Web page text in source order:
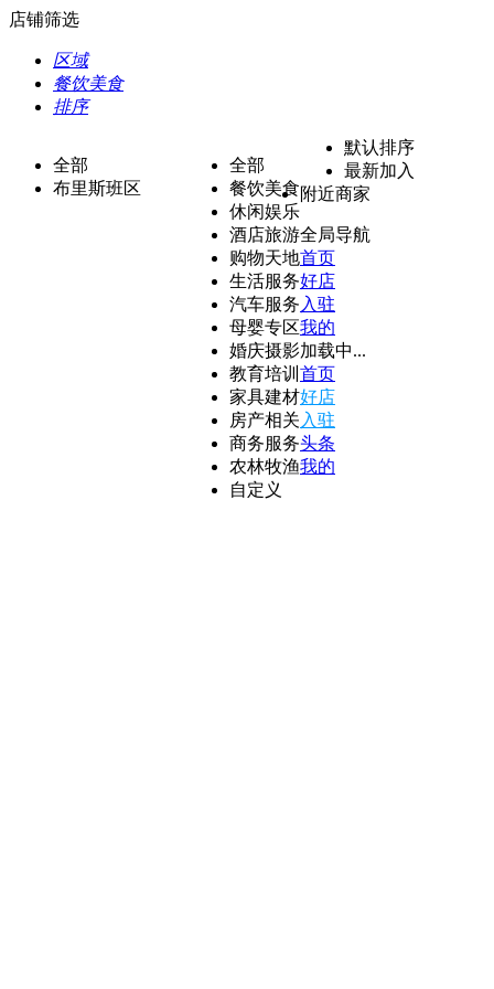
店铺筛选
区域
餐饮美食
排序
全部
布里斯班区
全部
餐饮美食
休闲娱乐
酒店旅游
购物天地
生活服务
汽车服务
母婴专区
婚庆摄影
教育培训
家具建材
房产相关
商务服务
农林牧渔
自定义
默认排序
最新加入
附近商家
全局导航
首页
好店
入驻
我的
加载中...
首页
好店
入驻
头条
我的